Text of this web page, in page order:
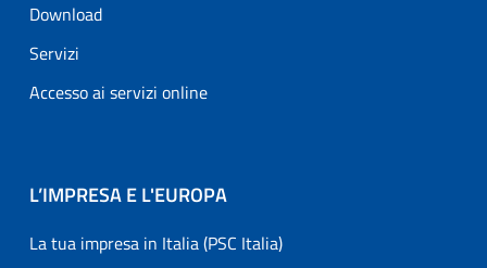
Download
Servizi
Accesso ai servizi online
L’IMPRESA E L'EUROPA
La tua impresa in Italia (PSC Italia)